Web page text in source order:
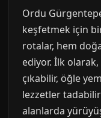
Ordu
keşfetmek için
rotalar, hem
ediyor. İlk
çıkabilir, öğle
lezzetler
alanlarda